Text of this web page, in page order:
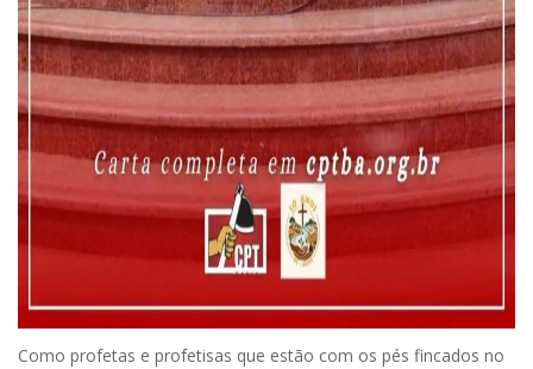
Como profetas e profetisas que estão com os pés fincados no